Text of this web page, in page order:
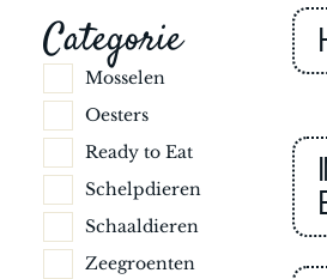
Categorie
Mosselen
Oesters
Ready to Eat
Schelpdieren
Schaaldieren
Zeegroenten